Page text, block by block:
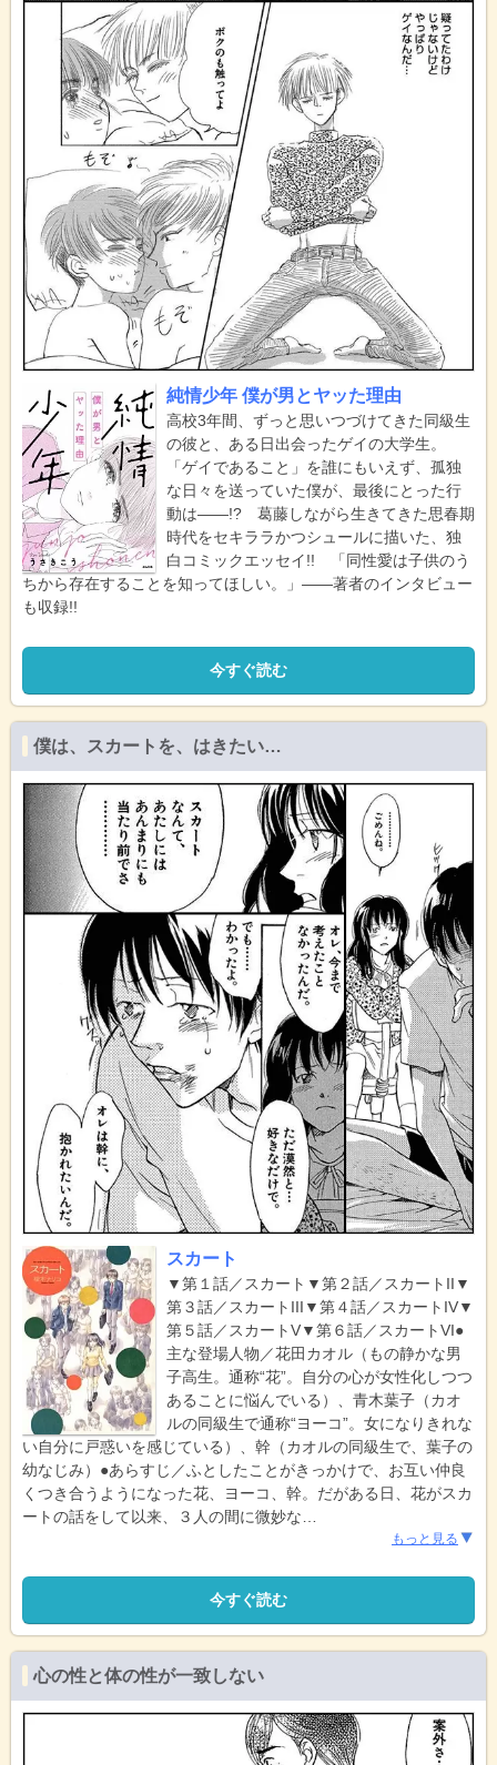
純情少年 僕が男とヤッた理由
高校3年間、ずっと思いつづけてきた同級生
の彼と、ある日出会ったゲイの大学生。
「ゲイであること」を誰にもいえず、孤独
な日々を送っていた僕が、最後にとった行
動は――!? 葛藤しながら生きてきた思春期
時代をセキララかつシュールに描いた、独
白コミックエッセイ!! 「同性愛は子供のう
ちから存在することを知ってほしい。」――著者のインタビュー
も収録!!
今すぐ読む
僕は、スカートを、はきたい…
スカート
▼第１話／スカート▼第２話／スカートII▼
第３話／スカートIII▼第４話／スカートIV▼
第５話／スカートV▼第６話／スカートVI●
主な登場人物／花田カオル（もの静かな男
子高生。通称“花”。自分の心が女性化しつつ
あることに悩んでいる）、青木葉子（カオ
ルの同級生で通称“ヨーコ”。女になりきれな
い自分に戸惑いを感じている）、幹（カオルの同級生で、葉子の
幼なじみ）●あらすじ／ふとしたことがきっかけで、お互い仲良
くつき合うようになった花、ヨーコ、幹。だがある日、花がスカ
ートの話をして以来、３人の間に微妙な…
もっと見る
今すぐ読む
心の性と体の性が一致しない